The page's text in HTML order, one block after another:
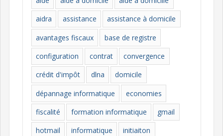
e
s
aidra
assistance
assistance à domicile
avantages fiscaux
base de registre
configuration
contrat
convergence
crédit d'impôt
dlna
domicile
dépannage informatique
economies
fiscalité
formation informatique
gmail
hotmail
informatique
initiaiton